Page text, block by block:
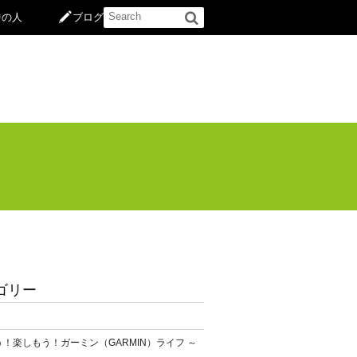
人 ブログ
リー
！楽しもう！ガーミン（GARMIN）ライフ ～